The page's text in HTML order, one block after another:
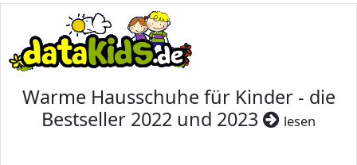
Warme Hausschuhe für Kinder - die
Bestseller 2022 und 2023
lesen